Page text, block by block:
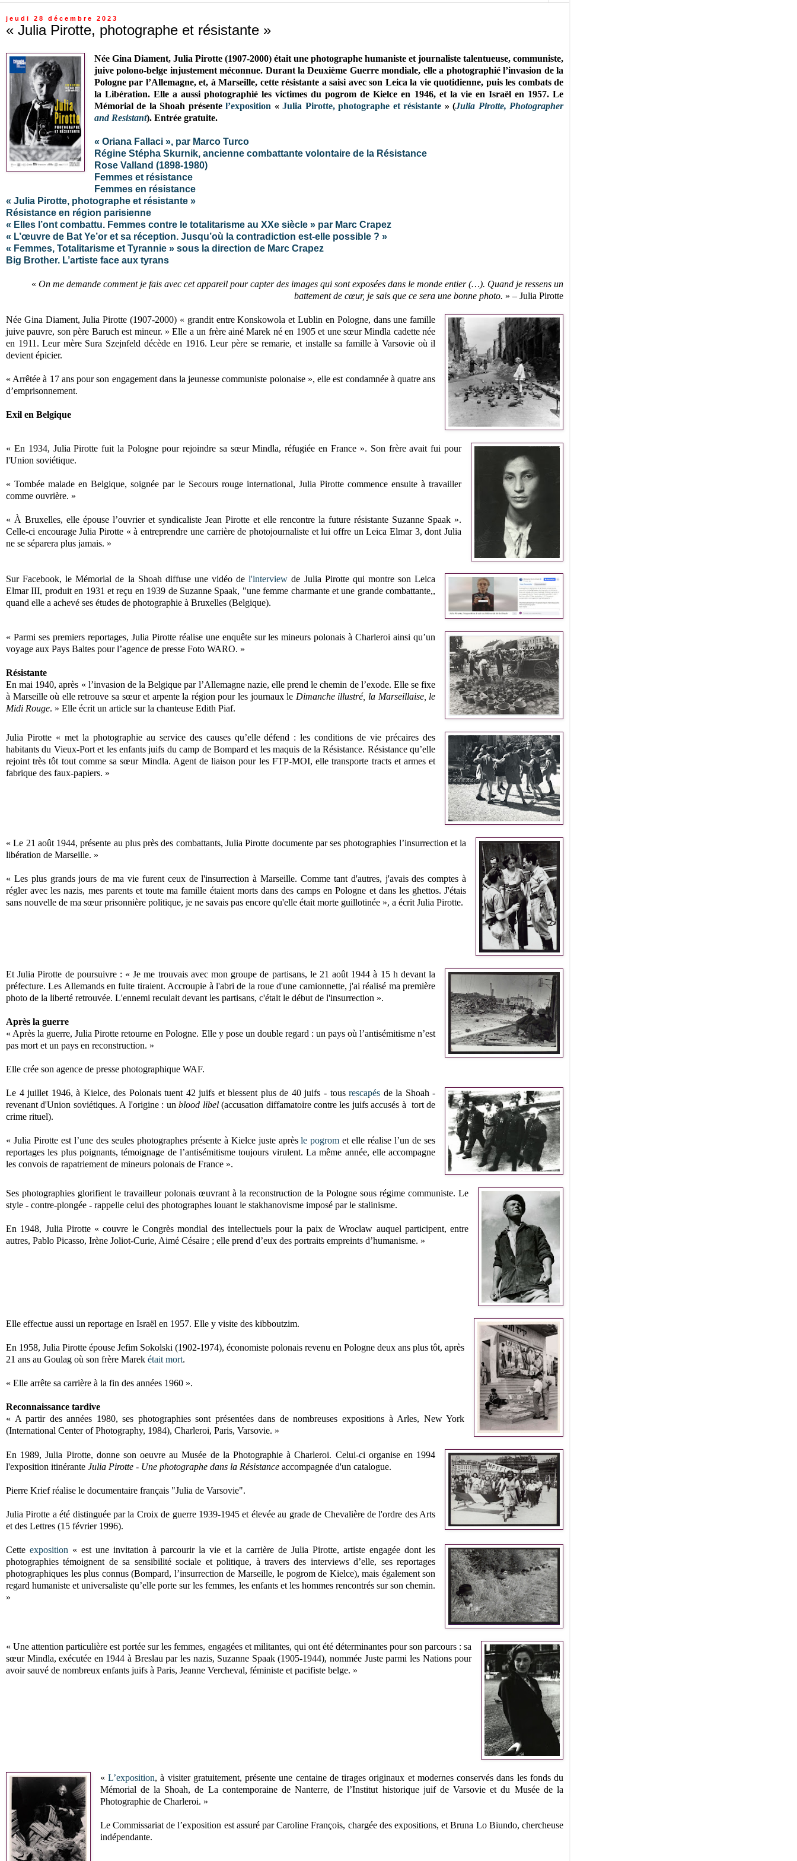
jeudi 28 décembre 2023
« Julia Pirotte, photographe et résistante »
Née Gina Diament, Julia Pirotte (1907-2000) était une photographe humaniste et journaliste talentueuse, communiste,
juivepolono-belge injustement méconnue. Durant la Deuxième Guerre mondiale, elle a photographié l’invasion de la
Pologne par l’Allemagne, et, à Marseille, cette résistante a saisi avec son Leica la vie quotidienne, puis les combats de
la Libération. Elle a aussi photographié les victimes du pogrom de Kielce en 1946, et la vie en Israël en 1957. Le
Mémorial de la Shoah présentel’exposition «Julia Pirotte, photographe et résistante » (Julia Pirotte, Photographer
and Resistant). Entrée gratuite.
« Oriana Fallaci », par Marco Turco
Régine Stépha Skurnik, ancienne combattante volontaire de la Résistance
Rose Valland (1898-1980)
Femmes et résistance
Femmes en résistance
« Julia Pirotte, photographe et résistante »
Résistance en région parisienne
« Elles l’ont combattu. Femmes contre le totalitarisme au XXe siècle » par Marc Crapez
« L’œuvre de Bat Ye’or et sa réception. Jusqu’où la contradiction est-elle possible ? »
« Femmes, Totalitarisme et Tyrannie » sous la direction de Marc Crapez
Big Brother. L’artiste face aux tyrans
« On me demande comment je fais avec cet appareil pour capter des images qui sont exposées dans le monde entier (…). Quand je ressens un
battement de cœur, je sais que ce sera une bonne photo. » – Julia Pirotte
Née Gina Diament, Julia Pirotte (1907-2000) « grandit entre Konskowola et Lublin en Pologne, dans une famille
juive pauvre, son père Baruch est mineur. » Elle a un frère ainé Marek né en 1905 et une sœur Mindla cadette née
en 1911. Leur mère Sura Szejnfeld décède en 1916. Leur père se remarie, et installe sa famille à Varsovie où il
devient épicier.
« Arrêtée à 17 ans pour son engagement dans la jeunesse communiste polonaise », elle est condamnée à quatre ans
d’emprisonnement.
Exil en Belgique
« En 1934, Julia Pirotte fuit la Pologne pour rejoindre sa sœur Mindla, réfugiée en France ». Son frère avait fui pour
l'Union soviétique.
« Tombée malade en Belgique, soignée par le Secours rouge international, Julia Pirotte commence ensuite à travailler
comme ouvrière. »
« À Bruxelles, elle épouse l’ouvrier et syndicaliste Jean Pirotte et elle rencontre la future résistante Suzanne Spaak ».
Celle-ci encourage Julia Pirotte « à entreprendre une carrière de photojournaliste et lui offre un Leica Elmar 3, dont Julia
ne se séparera plus jamais. »
Sur Facebook, le Mémorial de la Shoah diffuse une vidéo del'interview de Julia Pirotte qui montre son Leica
Elmar III, produit en 1931 et reçu en 1939 de Suzanne Spaak, "une femme charmante et une grande combattante,,
quand elle a achevé ses études de photographie à Bruxelles (Belgique).
« Parmi ses premiers reportages, Julia Pirotte réalise une enquête sur les mineurs polonais à Charleroi ainsi qu’un
voyage aux Pays Baltes pour l’agence de presse Foto WARO. »
Résistante
En mai 1940, après « l’invasion de la Belgique par l’Allemagne nazie, elle prend le chemin de l’exode. Elle se fixe
à Marseille où elle retrouve sa sœur et arpente la région pour les journaux le Dimanche illustré, la Marseillaise, le
Midi Rouge. » Elle écrit un article sur la chanteuse Edith Piaf.
Julia Pirotte « met la photographie au service des causes qu’elle défend : les conditions de vie précaires des
habitants du Vieux-Port et les enfants juifs du camp de Bompard et les maquis de la Résistance. Résistance qu’elle
rejoint très tôt tout comme sa sœur Mindla. Agent de liaison pour les FTP-MOI, elle transporte tracts et armes et
fabrique des faux-papiers. »
« Le 21 août 1944, présente au plus près des combattants, Julia Pirotte documente par ses photographies l’insurrection et la
libération de Marseille. »
« Les plus grands jours de ma vie furent ceux de l'insurrection à Marseille. Comme tant d'autres, j'avais des comptes à
régler avec les nazis, mes parents et toute ma famille étaient morts dans des camps en Pologne et dans les ghettos. J'étais
sans nouvelle de ma sœur prisonnière politique, je ne savais pas encore qu'elle était morte guillotinée », a écrit Julia Pirotte.
Et Julia Pirotte de poursuivre : « Je me trouvais avec mon groupe de partisans, le 21 août 1944 à 15 h devant la
préfecture. Les Allemands en fuite tiraient. Accroupie à l'abri de la roue d'une camionnette, j'ai réalisé ma première
photo de la liberté retrouvée. L'ennemi reculait devant les partisans, c'était le début de l'insurrection ».
Après la guerre
« Après la guerre, Julia Pirotte retourne en Pologne. Elle y pose un double regard : un pays où l’antisémitisme n’est
pas mort et un pays en reconstruction. »
Elle crée son agence de presse photographique WAF.
Le 4 juillet 1946, à Kielce, des Polonais tuent 42 juifs et blessent plus de 40 juifs - tousrescapés de la Shoah -
revenant d'Union soviétiques. A l'origine : unblood libel(accusation diffamatoire contre les juifs accusés à tort de
crime rituel).
« Julia Pirotte est l’une des seules photographes présente à Kielce juste aprèsle pogrom et elle réalise l’un de ses
reportages les plus poignants, témoignage de l’antisémitisme toujours virulent. La même année, elle accompagne
les convois de rapatriement de mineurs polonais de France ».
Ses photographies glorifient le travailleur polonais œuvrant à la reconstruction de la Pologne sous régime communiste. Le
style - contre-plongée - rappelle celui des photographes louant le stakhanovisme imposé par le stalinisme.
En 1948, Julia Pirotte « couvre le Congrès mondial des intellectuels pour la paix de Wroclaw auquel participent, entre
autres, Pablo Picasso, Irène Joliot-Curie, Aimé Césaire ; elle prend d’eux des portraits empreints d’humanisme. »
Elle effectue aussi un reportage en Israël en 1957. Elle y visite des kibboutzim.
En 1958, Julia Pirotte épouse Jefim Sokolski (1902-1974), économiste polonais revenu en Pologne deux ans plus tôt, après
21 ans au Goulag où son frère Marek était mort.
« Elle arrête sa carrière à la fin des années 1960 ».
Reconnaissance tardive
« A partir des années 1980, ses photographies sont présentées dans de nombreuses expositions à Arles, New York
(International Center of Photography, 1984), Charleroi, Paris, Varsovie. »
En 1989, Julia Pirotte, donne son oeuvre au Musée de la Photographie à Charleroi. Celui-ci organise en 1994
l'exposition itinérante Julia Pirotte - Une photographe dans la Résistance accompagnée d'un catalogue.
Pierre Krief réalise le documentaire français "Julia de Varsovie".
Julia Pirotte a été distinguée par la Croix de guerre 1939-1945 et élevée au grade de Chevalière de l'ordre des Arts
et des Lettres (15 février 1996).
Cetteexposition « est une invitation à parcourir la vie et la carrière de Julia Pirotte, artiste engagée dont les
photographies témoignent de sa sensibilité sociale et politique, à travers des interviews d’elle, ses reportages
photographiques les plus connus (Bompard, l’insurrection de Marseille, le pogrom de Kielce), mais également son
regard humaniste et universaliste qu’elle porte sur les femmes, les enfants et les hommes rencontrés sur son chemin.
»
« Une attention particulière est portée sur les femmes, engagées et militantes, qui ont été déterminantes pour son parcours : sa
sœur Mindla, exécutée en 1944 à Breslau par les nazis, Suzanne Spaak (1905-1944), nommée Juste parmi les Nations pour
avoir sauvé de nombreux enfants juifs à Paris, Jeanne Vercheval, féministe et pacifiste belge. »
«L’exposition, à visiter gratuitement, présente une centaine de tirages originaux et modernes conservés dans les fonds du
Mémorial de la Shoah, de La contemporaine de Nanterre, de l’Institut historique juif de Varsovie et du Musée de la
Photographie de Charleroi. »
Le Commissariat de l’exposition est assuré par Caroline François, chargée des expositions, et Bruna Lo Biundo, chercheuse
indépendante.